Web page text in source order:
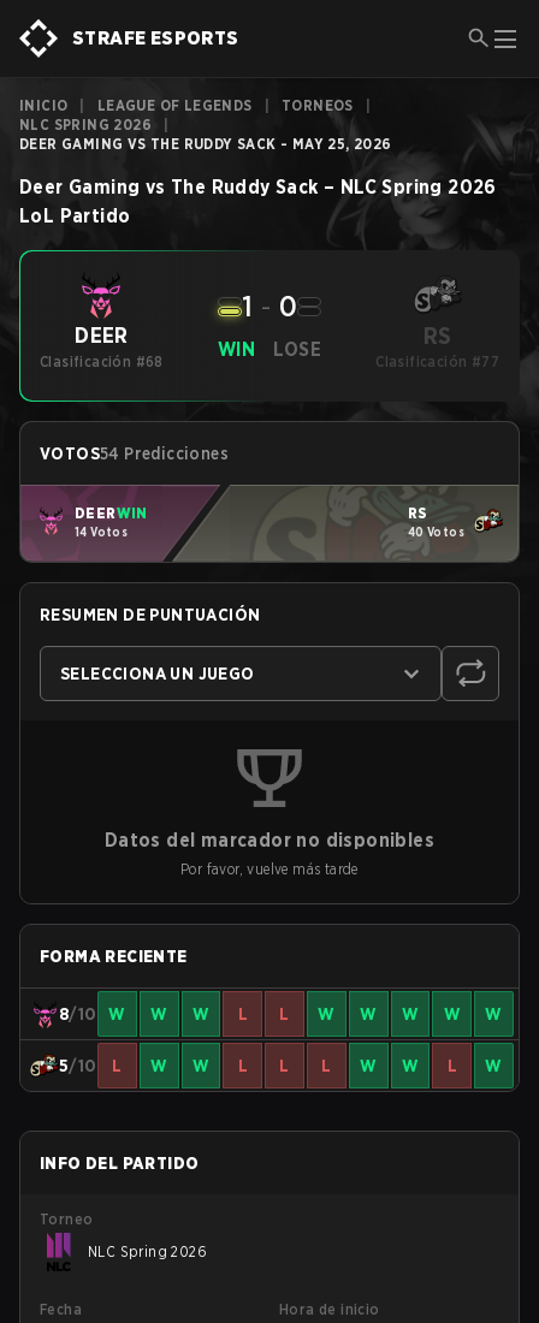
STRAFE ESPORTS
INICIO LEAGUE OF LEGENDS TORNEOS
NLC SPRING 2026
DEER GAMING VS THE RUDDY SACK - MAY 25, 2026
Deer Gaming vs The Ruddy Sack – NLC Spring 2026
LoL Partido
DEER
Clasificación #68
WIN
1 - 0
LOSE RS
Clasificación #77
VOTOS54 Predicciones
DEERWIN
14 Votos
RS
40 Votos
RESUMEN DE PUNTUACIÓN
SELECCIONA UN JUEGO
Datos del marcador no disponibles
Por favor, vuelve más tarde
FORMA RECIENTE
8/10 W W W L L W W W W W
5/10 L W W L L L W W L W
INFO DEL PARTIDO
Torneo
NLC Spring 2026
Fecha
Hora de inicio